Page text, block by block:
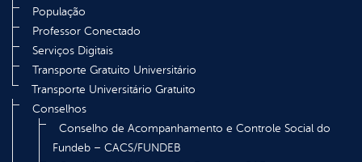
População
Professor Conectado
Serviços Digitais
Transporte Gratuito Universitário
Transporte Universitário Gratuito
Conselhos
Conselho de Acompanhamento e Controle Social do
Fundeb – CACS/FUNDEB